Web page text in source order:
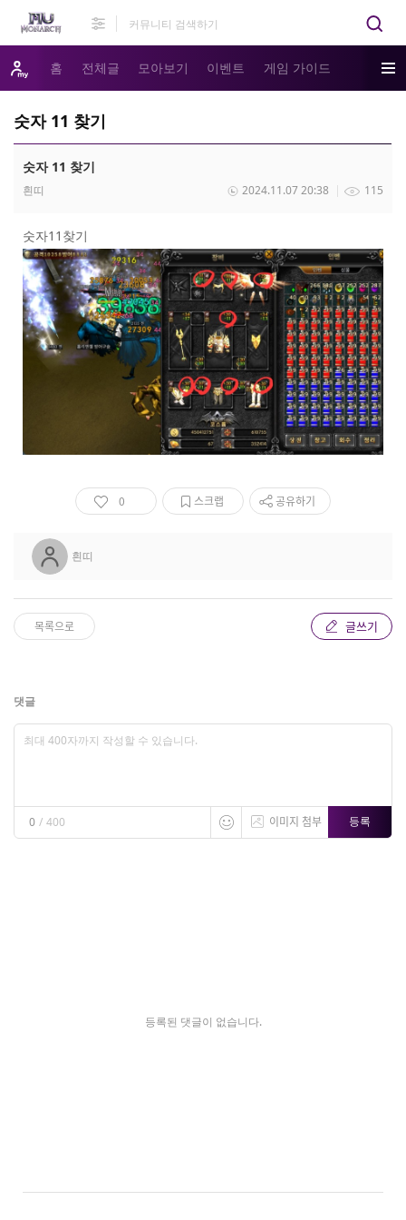
홈 전체글 모아보기 이벤트 게임 가이드
숫자 11 찾기
숫자 11 찾기
흰띠 115
2024.11.07 20:38
숫자11찾기
0 스크랩 공유하기
흰띠
목록으로 글쓰기
댓글
0 / 400 이미지 첨부 등록
등록된 댓글이 없습니다.